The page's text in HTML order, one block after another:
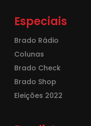
Especiais
Brado Rádio
Colunas
Brado Check
Brado Shop
Eleições 2022